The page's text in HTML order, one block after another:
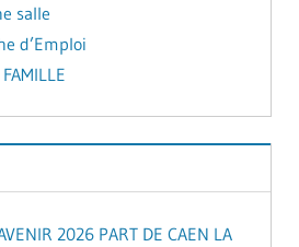
salle
d’Emploi
2026 PART DE CAEN LA